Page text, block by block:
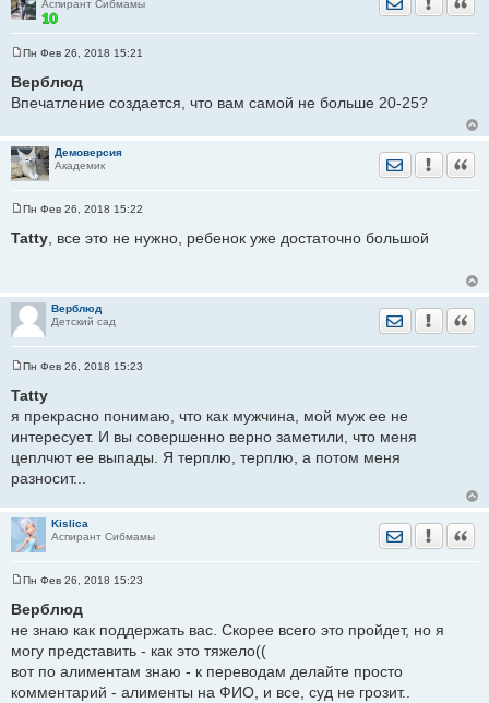
Аспирант Сибмамы
о
б
и
е
Пн Фев 26, 2018 15:21
Верблюд
Впечатление создается, что вам самой не больше 20-25?
Демоверсия
Академик
Отправить
о
н
и
е
Пн Фев 26, 2018 15:22
Tatty, все это не нужно, ребенок уже достаточно большой
Верблюд
Детский сад
Отправить
о
б
е
н
е
Пн Фев 26, 2018 15:23
Tatty
я прекрасно понимаю, что как мужчина, мой муж ее не
интересует. И вы совершенно верно заметили, что меня
цеплчют ее выпады. Я терплю, терплю, а потом меня
разносит...
Kislica
Аспирант Сибмамы
Отправить
о
б
е
н
е
Пн Фев 26, 2018 15:23
Верблюд
не знаю как поддержать вас. Скорее всего это пройдет, но я
могу представить - как это тяжело((
вот по алиментам знаю - к переводам делайте просто
комментарий - алименты на ФИО, и все, суд не грозит..